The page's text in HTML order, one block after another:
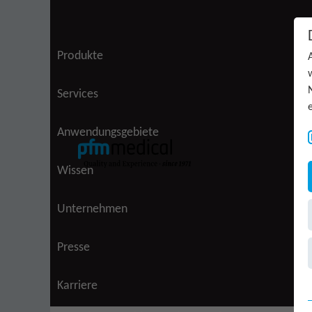
Produkte
Services
Anwendungsgebiete
Wissen
Unternehmen
Presse
Karriere